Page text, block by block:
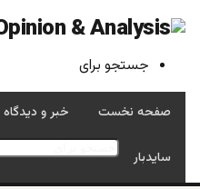
جستجو برای
صفحه نخست خبر و دیدگاه
سایدبار